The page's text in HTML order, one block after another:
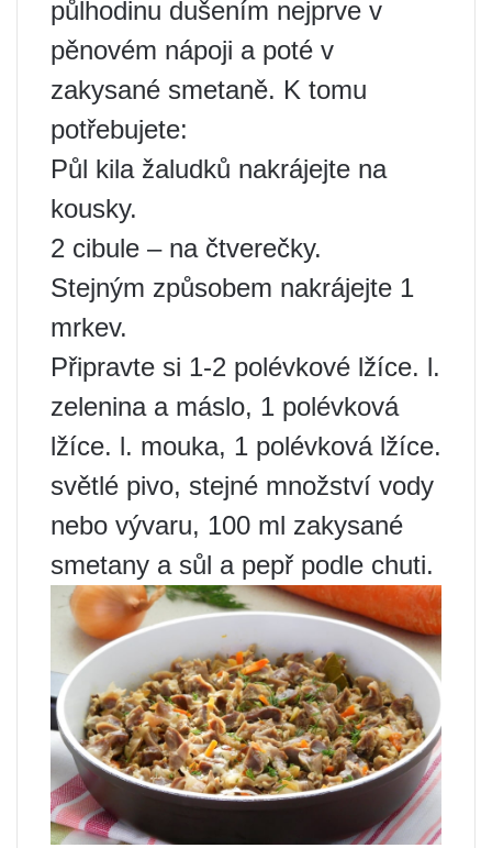
půlhodinu dušením nejprve v
pěnovém nápoji a poté v
zakysané smetaně. K tomu
potřebujete:
Půl kila žaludků nakrájejte na
kousky.
2 cibule – na čtverečky.
Stejným způsobem nakrájejte 1
mrkev.
Připravte si 1-2 polévkové lžíce. l.
zelenina a máslo, 1 polévková
lžíce. l. mouka, 1 polévková lžíce.
světlé pivo, stejné množství vody
nebo vývaru, 100 ml zakysané
smetany a sůl a pepř podle chuti.